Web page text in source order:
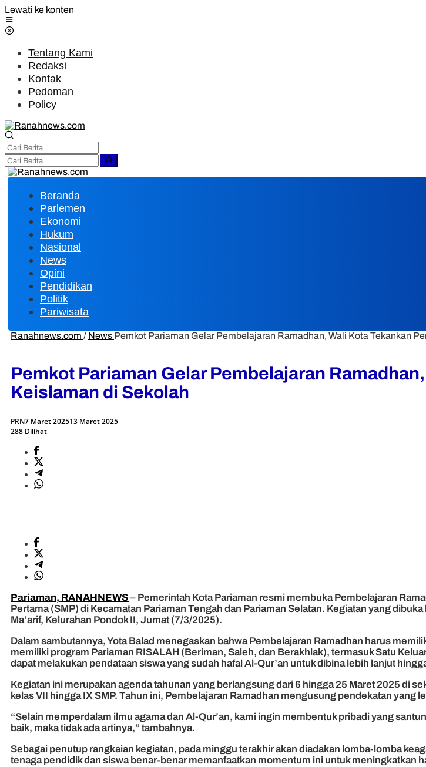
Lewati ke konten
Tentang Kami
Redaksi
Kontak
Pedoman
Policy
Beranda
Parlemen
Ekonomi
Hukum
Nasional
News
Opini
Pendidikan
Politik
Pariwisata
Ranahnews.com / News Pemkot Pariaman Gelar Pembelajaran Ramadhan, Wali Kota Tekankan
Pemkot Pariaman Gelar Pembelajaran
Keislaman di Sekolah
PRN7 Maret 202513 Maret 2025
288 Dilihat
Pariaman, RANAHNEWS – Pemerintah Kota Pariaman resmi membuka Pembelajaran
Pertama (SMP) di Kecamatan Pariaman Tengah dan Pariaman Selatan. Kegiatan yang
Ma’arif, Kelurahan Pondok II, Jumat (7/3/2025).
Dalam sambutannya, Yota Balad menegaskan bahwa Pembelajaran Ramadhan harus
memiliki program Pariaman RISALAH (Beriman, Saleh, dan Berakhlak), termasuk Satu
dapat melakukan pendataan siswa yang sudah hafal Al-Qur’an untuk dibina lebih lanjut
Kegiatan ini merupakan agenda tahunan yang berlangsung dari 6 hingga 25 Maret 2025 di
kelas VII hingga IX SMP. Tahun ini, Pembelajaran Ramadhan mengusung pendekatan
“Selain memperdalam ilmu agama dan Al-Qur’an, kami ingin membentuk pribadi yang
baik, maka tidak ada artinya,” tambahnya.
Sebagai penutup rangkaian kegiatan, pada minggu terakhir akan diadakan lomba-lomba
tenaga pendidik dan siswa benar-benar memanfaatkan momentum ini untuk meningkatkan